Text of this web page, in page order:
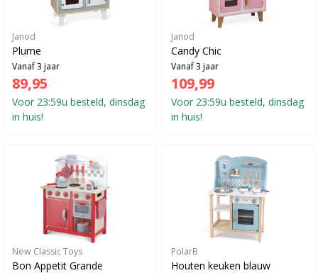
Janod
Plume
Vanaf 3 jaar
89,95
Voor 23:59u besteld, dinsdag
in huis!
Janod
Candy Chic
Vanaf 3 jaar
109,99
Voor 23:59u besteld, dinsdag
in huis!
New Classic Toys
Bon Appetit Grande
PolarB
Houten keuken blauw